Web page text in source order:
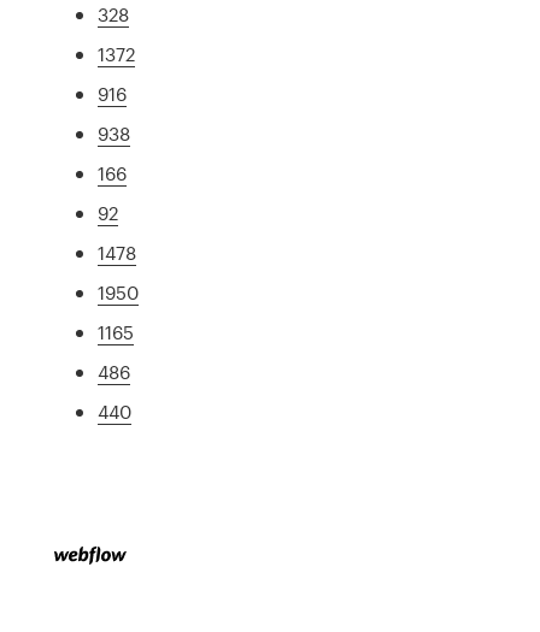
328
1372
916
938
166
92
1478
1950
1165
486
440